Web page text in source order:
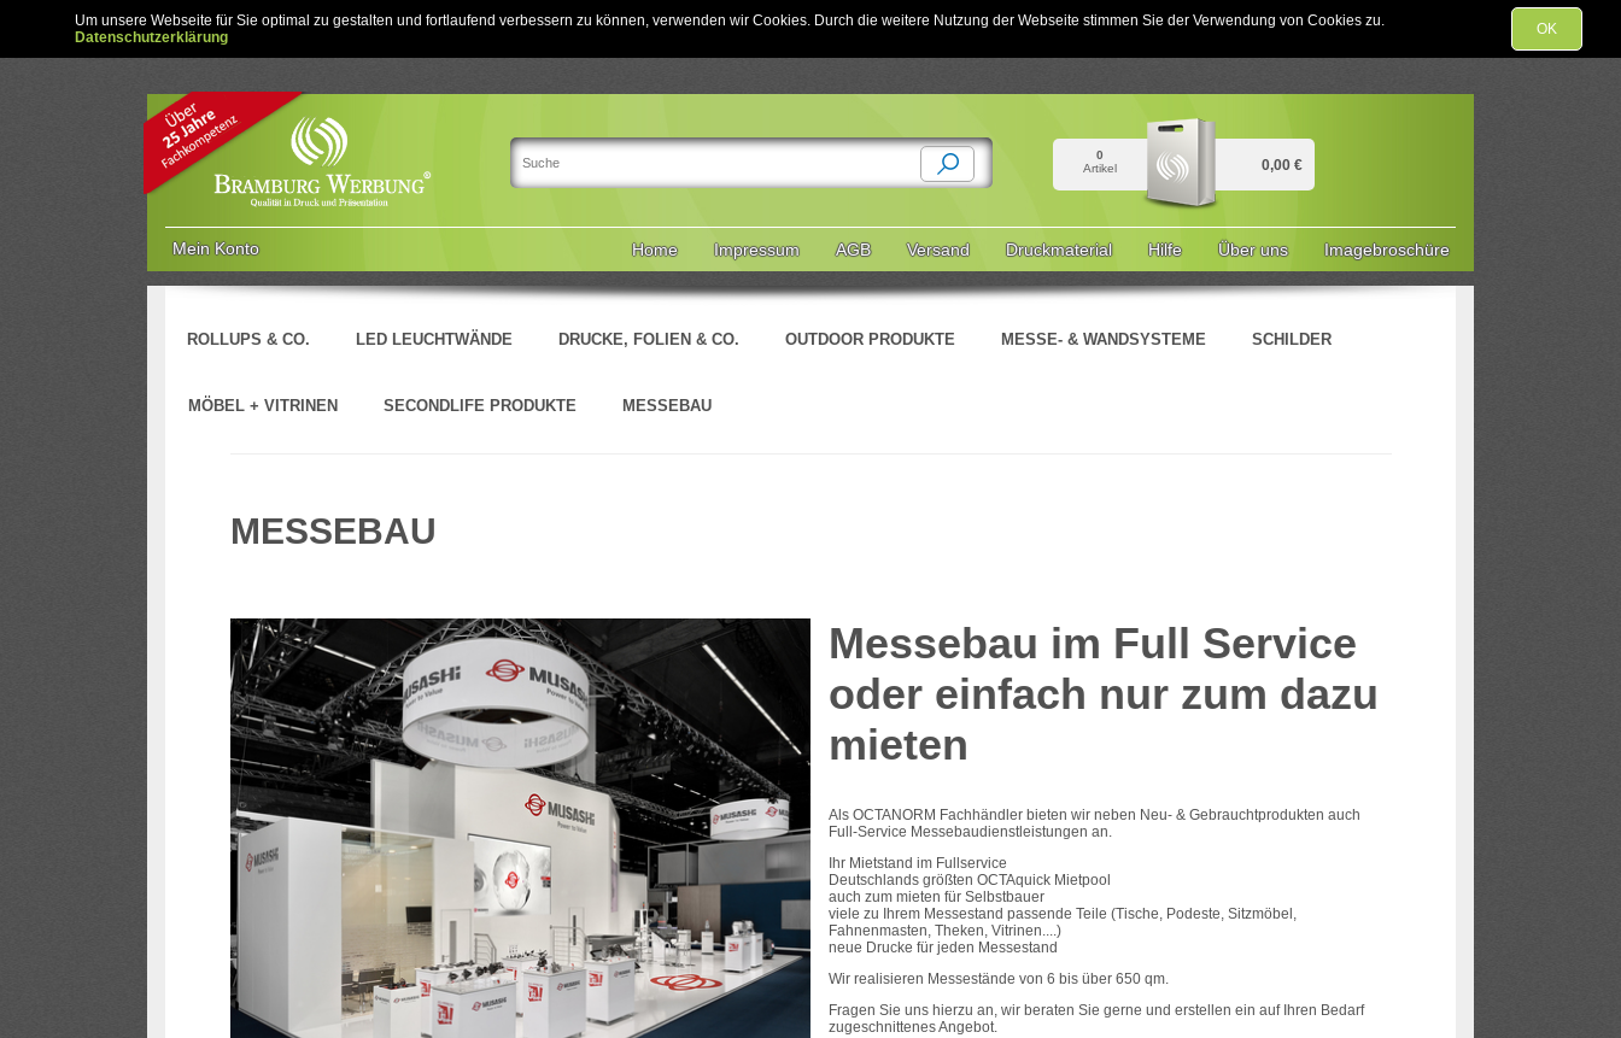
Um unsere Webseite für Sie optimal zu gestalten und fortlaufend verbessern zu können, verwenden wir Cookies. Durch die weitere Nutzung der Webseite stimmen Sie der Verwendung von Cookies zu.
Datenschutzerklärung
OK
0
Artikel
0,00 €
Mein Konto Home Impressum AGB Versand Druckmaterial Hilfe Über uns Imagebroschüre
ROLLUPS & CO. LED LEUCHTWÄNDE DRUCKE, FOLIEN & CO. OUTDOOR PRODUKTE MESSE- & WANDSYSTEME SCHILDER
MÖBEL + VITRINEN SECONDLIFE PRODUKTE MESSEBAU
MESSEBAU
Messebau im Full Service
oder einfach nur zum dazu
mieten
Als OCTANORM Fachhändler bieten wir neben Neu- & Gebrauchtprodukten auch
Full-Service Messebaudienstleistungen an.
Ihr Mietstand im Fullservice
Deutschlands größten OCTAquick Mietpool
auch zum mieten für Selbstbauer
viele zu Ihrem Messestand passende Teile (Tische, Podeste, Sitzmöbel,
Fahnenmasten, Theken, Vitrinen....)
neue Drucke für jeden Messestand
Wir realisieren Messestände von 6 bis über 650 qm.
Fragen Sie uns hierzu an, wir beraten Sie gerne und erstellen ein auf Ihren Bedarf
zugeschnittenes Angebot.